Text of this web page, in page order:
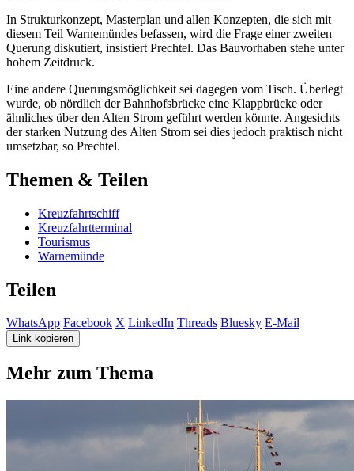
In Strukturkonzept, Masterplan und allen Konzepten, die sich mit
diesem Teil Warnemündes befassen, wird die Frage einer zweiten
Querung diskutiert, insistiert Prechtel. Das Bauvorhaben stehe unter
hohem Zeitdruck.
Eine andere Querungsmöglichkeit sei dagegen vom Tisch. Überlegt
wurde, ob nördlich der Bahnhofsbrücke eine Klappbrücke oder
ähnliches über den Alten Strom geführt werden könnte. Angesichts
der starken Nutzung des Alten Strom sei dies jedoch praktisch nicht
umsetzbar, so Prechtel.
Themen & Teilen
Kreuzfahrtschiff
Kreuzfahrtterminal
Tourismus
Warnemünde
Teilen
WhatsApp Facebook X LinkedIn Threads Bluesky E-Mail
Link kopieren
Mehr zum Thema